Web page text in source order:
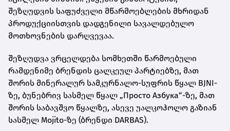
შეზღუდვის საფუძველი მწარმოებლების მხრიდან
პროდუქციისთვის დადგენილი სავალდებულო
მოთხოვნების დარღვევაა.
შეზღუდვა ვრცელდება სომხეთში წარმოებული
რამდენიმე ბრენდის ცალკეულ პარტიებზე, მათ
შორის მინერალურ სამკურნალო-სუფრის წყალ BJNI-
ზე, ბუნებრივ სასმელ წყალ „Просто Азбука“-ზე, მათ
შორის საბავშვო წყალზე, ასევე უალკოჰოლო გაზიან
სასმელ Mojito-ზე (ბრენდი DARBAS).